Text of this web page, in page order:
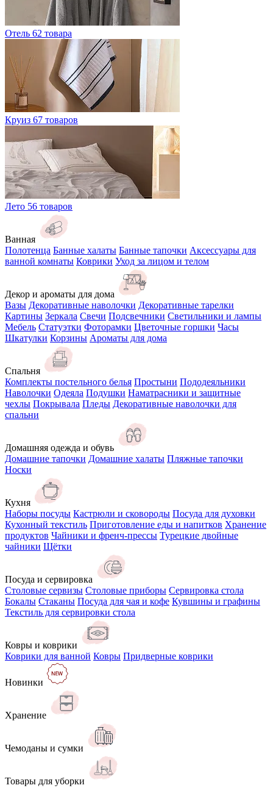
Отель 62 товара
Круиз 67 товаров
Лето 56 товаров
Ванная
Полотенца Банные халаты Банные тапочки Аксессуары для
ванной комнаты Коврики Уход за лицом и телом
Декор и ароматы для дома
Вазы Декоративные наволочки Декоративные тарелки
Картины Зеркала Свечи Подсвечники Светильники и лампы
Мебель Статуэтки Фоторамки Цветочные горшки Часы
Шкатулки Корзины Ароматы для дома
Спальня
Комплекты постельного белья Простыни Пододеяльники
Наволочки Одеяла Подушки Наматрасники и защитные
чехлы Покрывала Пледы Декоративные наволочки для
спальни
Домашняя одежда и обувь
Домашние тапочки Домашние халаты Пляжные тапочки
Носки
Кухня
Наборы посуды Кастрюли и сковороды Посуда для духовки
Кухонный текстиль Приготовление еды и напитков Хранение
продуктов Чайники и френч-прессы Турецкие двойные
чайники Щётки
Посуда и сервировка
Столовые сервизы Столовые приборы Сервировка стола
Бокалы Стаканы Посуда для чая и кофе Кувшины и графины
Текстиль для сервировки стола
Ковры и коврики
Коврики для ванной Ковры Придверные коврики
Новинки
Хранение
Чемоданы и сумки
Товары для уборки